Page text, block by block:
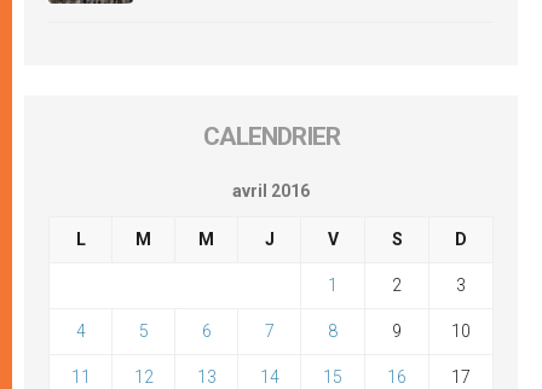
CALENDRIER
avril 2016
L M M J V S D
1 2 3
4 5 6 7 8 9 10
11 12 13 14 15 16 17